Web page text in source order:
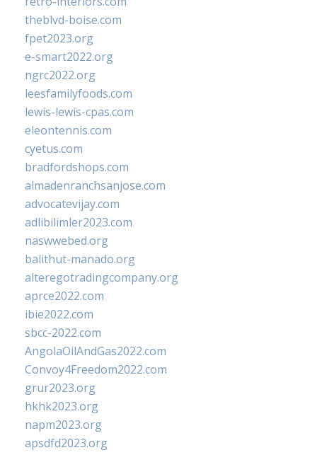
theblvd-boise.com
fpet2023.org
e-smart2022.org
ngrc2022.org
leesfamilyfoods.com
lewis-lewis-cpas.com
eleontennis.com
cyetus.com
bradfordshops.com
almadenranchsanjose.com
advocatevijay.com
adlibilimler2023.com
naswwebed.org
balithut-manado.org
alteregotradingcompany.org
aprce2022.com
ibie2022.com
sbcc-2022.com
AngolaOilAndGas2022.com
Convoy4Freedom2022.com
grur2023.org
hkhk2023.org
napm2023.org
apsdfd2023.org